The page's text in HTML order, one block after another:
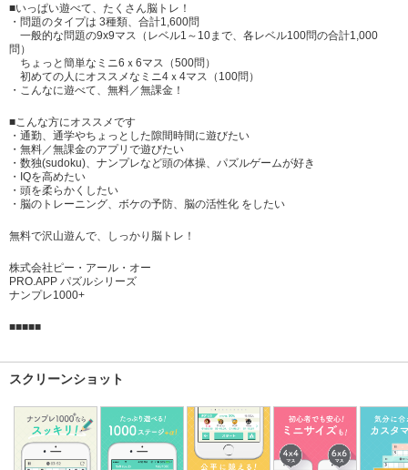
■いっぱい遊べて、たくさん脳トレ！
・問題のタイプは 3種類、合計1,600問
一般的な問題の9x9マス（レベル1～10まで、各レベル100問の合計1,000
問）
ちょっと簡単なミニ6ｘ6マス（500問）
初めての人にオススメなミニ4ｘ4マス（100問）
・こんなに遊べて、無料／無課金！
■こんな方にオススメです
・通勤、通学やちょっとした隙間時間に遊びたい
・無料／無課金のアプリで遊びたい
・数独(sudoku)、ナンプレなど頭の体操、パズルゲームが好き
・IQを高めたい
・頭を柔らかくしたい
・脳のトレーニング、ボケの予防、脳の活性化 をしたい
無料で沢山遊んで、しっかり脳トレ！
株式会社ピー・アール・オー
PRO.APP パズルシリーズ
ナンプレ1000+
■■■■■
スクリーンショット